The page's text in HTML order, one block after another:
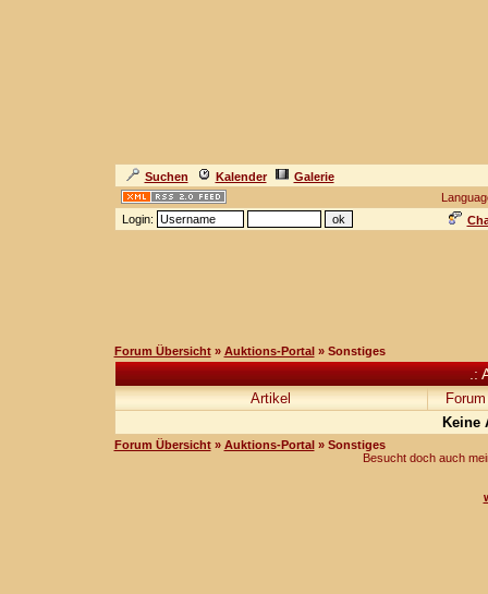
Suchen Kalender
Galerie
Login:
Forum Übersicht» Auktions-Portal » Sonstiges
.:
Artikel
Forum
Keine
Forum Übersicht» Auktions-Portal » Sonstiges
Besucht doch auch